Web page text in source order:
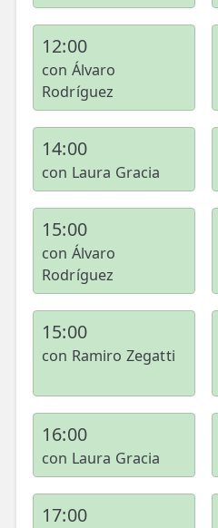
12:00
con Álvaro
Rodríguez
14:00
con Laura Gracia
15:00
con Álvaro
Rodríguez
15:00
con Ramiro Zegatti
16:00
con Laura Gracia
17:00